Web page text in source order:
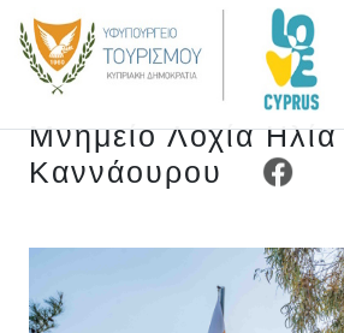
Μνημείο Λοχία Ηλία
Καννάουρου